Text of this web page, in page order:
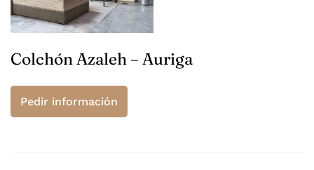
Colchón Azaleh – Auriga
Pedir información